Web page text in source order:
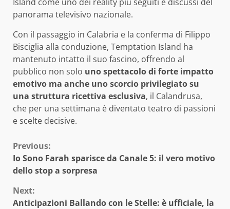
panorama televisivo nazionale.
Con il passaggio in Calabria e la conferma di Filippo
Bisciglia alla conduzione, Temptation Island ha
mantenuto intatto il suo fascino, offrendo al
pubblico non solo uno spettacolo di forte impatto
emotivo ma anche uno scorcio privilegiato su
una struttura ricettiva esclusiva, il Calandrusa,
che per una settimana è diventato teatro di passioni
e scelte decisive.
Continue
Reading
Previous:
Io Sono Farah sparisce da Canale 5: il vero motivo
dello stop a sorpresa
Next:
Anticipazioni Ballando con le Stelle: è ufficiale, la